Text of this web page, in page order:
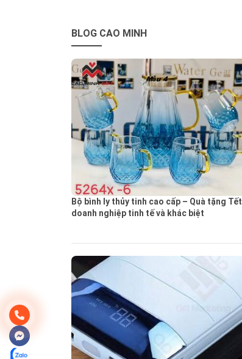
BLOG CAO MINH
Bộ bình ly thủy tinh cao cấp – Quà tặng Tết
doanh nghiệp tinh tế và khác biệt